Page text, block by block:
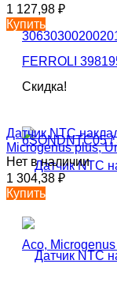
1 127,98 ₽
Купить
Скидка!
Датчик NTC
Microgenus plus,
Нет в наличии
1 304,38 ₽
Купить